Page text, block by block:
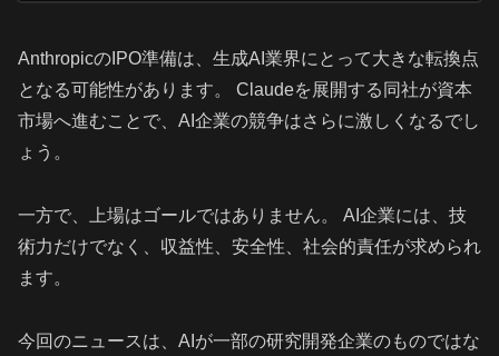
AnthropicのIPO準備は、生成AI業界にとって大きな転換点
となる可能性があります。 Claudeを展開する同社が資本
市場へ進むことで、AI企業の競争はさらに激しくなるでし
ょう。
一方で、上場はゴールではありません。 AI企業には、技
術力だけでなく、収益性、安全性、社会的責任が求められ
ます。
今回のニュースは、AIが一部の研究開発企業のものではな